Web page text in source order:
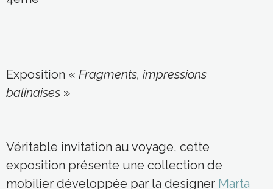
Exposition « Fragments, impressions
balinaises
Véritable invitation au voyage, cette
exposition présente une collection de
mobilier développée par la designer Marta